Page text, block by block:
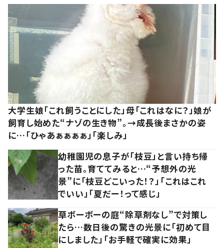
大学生娘「これ飼うことにした」母「これはなに？」娘が
飼育し始めた“ナゾの生き物”。→成長後まさかの姿
に…「ひゃあぁぁぁぁ」「楽しみ」
幼稚園児の息子が「枝豆」と言い持ち帰
った苗。育ててみると…“予想外の光
景”に「枝豆どこいった！？」「これはこれ
でいい」「夏だー！って感じ」
草ボーボーの庭“除草剤なし”で対策し
たら…数日後の驚きの光景に「初めて目
にしました」「お手軽で確実に効果」